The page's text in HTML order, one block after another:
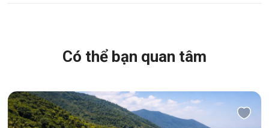
Có thể bạn quan tâm